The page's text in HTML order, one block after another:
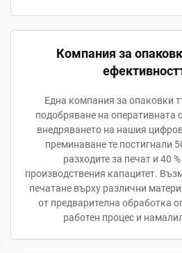
Компания за
Една компания за опаковки
подобряване на оперативната
внедряването на нашия
преминаване те постигнали
разходите за печат и 40
производствения капацитет.
печатане върху различни
от предварителна обработка
работен процес и